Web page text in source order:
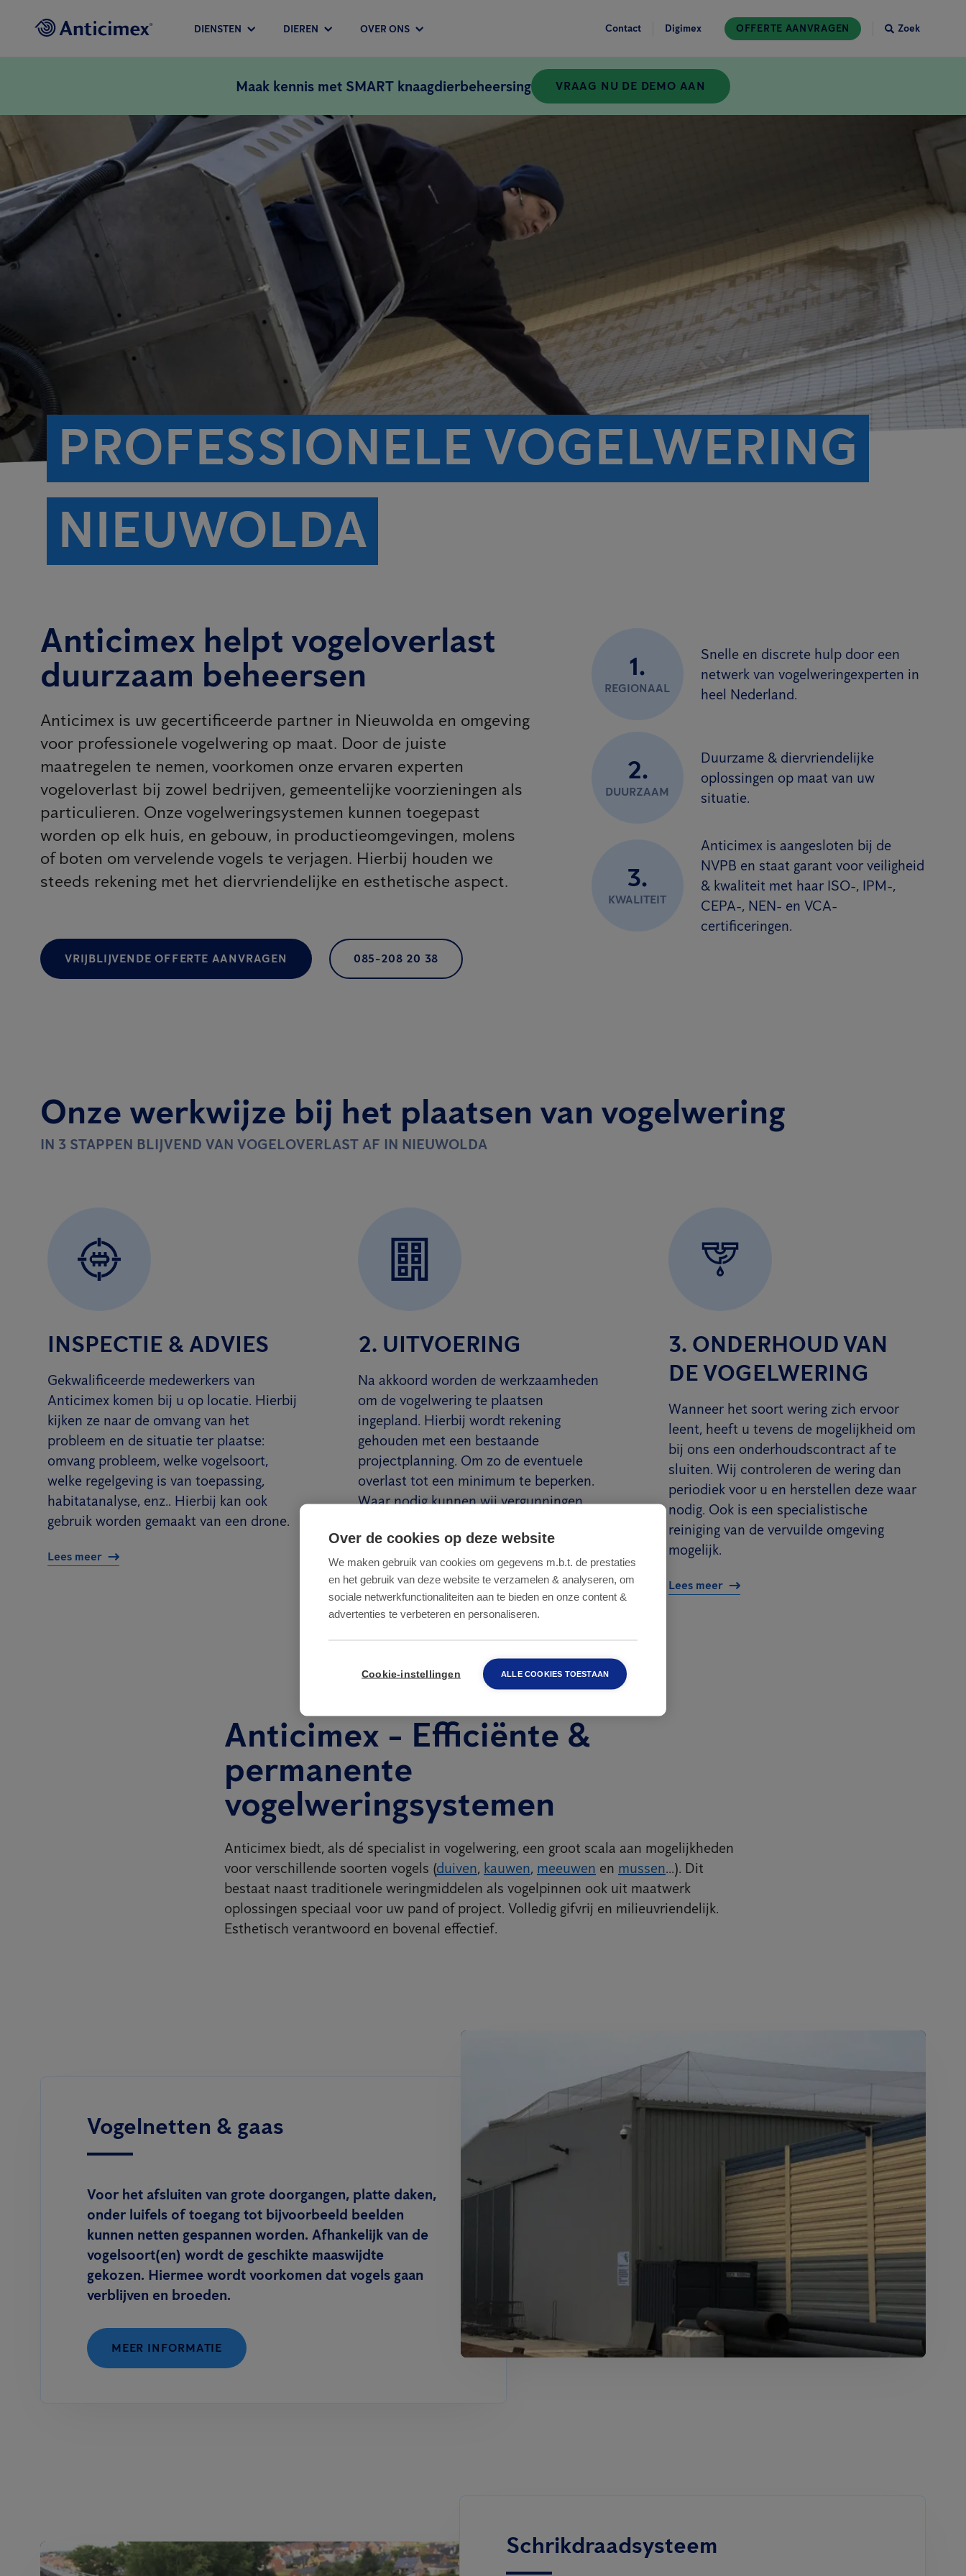
DIENSTEN DIEREN OVER ONS Contact Digimex OFFERTE AANVRAGEN Zoek
Maak kennis met SMART knaagdierbeheersing VRAAG NU DE DEMO AAN
PROFESSIONELE VOGELWERING
NIEUWOLDA
Anticimex helpt vogeloverlast
duurzaam beheersen
Anticimex is uw gecertificeerde partner in Nieuwolda en omgeving
voor professionele vogelwering op maat. Door de juiste
maatregelen te nemen, voorkomen onze ervaren experten
vogeloverlast bij zowel bedrijven, gemeentelijke voorzieningen als
particulieren. Onze vogelweringsystemen kunnen toegepast
worden op elk huis, en gebouw, in productieomgevingen, molens
of boten om vervelende vogels te verjagen. Hierbij houden we
steeds rekening met het diervriendelijke en esthetische aspect.
VRIJBLIJVENDE OFFERTE AANVRAGEN 085-208 20 38
1.
REGIONAAL
Snelle en discrete hulp door een
netwerk van vogelweringexperten in
heel Nederland.
2.
DUURZAAM
Duurzame & diervriendelijke
oplossingen op maat van uw
situatie.
3.
KWALITEIT
Anticimex is aangesloten bij de
NVPB en staat garant voor veiligheid
& kwaliteit met haar ISO-, IPM-,
CEPA-, NEN- en VCA-
certificeringen.
Onze werkwijze bij het plaatsen van vogelwering
IN 3 STAPPEN BLIJVEND VAN VOGELOVERLAST AF IN NIEUWOLDA
INSPECTIE & ADVIES
Gekwalificeerde medewerkers van
Anticimex komen bij u op locatie. Hierbij
kijken ze naar de omvang van het
probleem en de situatie ter plaatse:
omvang probleem, welke vogelsoort,
welke regelgeving is van toepassing,
habitatanalyse, enz.. Hierbij kan ook
gebruik worden gemaakt van een drone.
Lees meer
2. UITVOERING
Na akkoord worden de werkzaamheden
om de vogelwering te plaatsen
ingepland. Hierbij wordt rekening
gehouden met een bestaande
projectplanning. Om zo de eventuele
overlast tot een minimum te beperken.
Waar nodig kunnen wij vergunningen
buren of de gemeente.
Lees meer
3. ONDERHOUD VAN
DE VOGELWERING
Wanneer het soort wering zich ervoor
leent, heeft u tevens de mogelijkheid om
bij ons een onderhoudscontract af te
sluiten. Wij controleren de wering dan
periodiek voor u en herstellen deze waar
nodig. Ook is een specialistische
reiniging van de vervuilde omgeving
mogelijk.
Lees meer
Anticimex - Efficiënte &
permanente
vogelweringsystemen
Anticimex biedt, als dé specialist in vogelwering, een groot scala aan mogelijkheden
voor verschillende soorten vogels (duiven, kauwen, meeuwen en mussen...). Dit
bestaat naast traditionele weringmiddelen als vogelpinnen ook uit maatwerk
oplossingen speciaal voor uw pand of project. Volledig gifvrij en milieuvriendelijk.
Esthetisch verantwoord en bovenal effectief.
Vogelnetten & gaas
Voor het afsluiten van grote doorgangen, platte daken,
onder luifels of toegang tot bijvoorbeeld beelden
kunnen netten gespannen worden. Afhankelijk van de
vogelsoort(en) wordt de geschikte maaswijdte
gekozen. Hiermee wordt voorkomen dat vogels gaan
verblijven en broeden.
MEER INFORMATIE
Schrikdraadsysteem
Over de cookies op deze website
We maken gebruik van cookies om gegevens m.b.t. de prestaties
en het gebruik van deze website te verzamelen & analyseren, om
sociale netwerkfunctionaliteiten aan te bieden en onze content &
advertenties te verbeteren en personaliseren.
Cookie-instellingen ALLE COOKIES TOESTAAN